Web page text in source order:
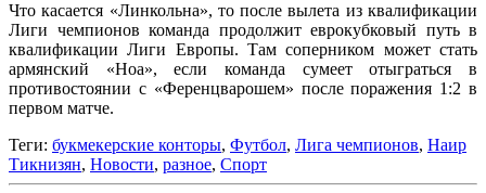
Что касается «Линкольна», то после вылета из квалификации
Лиги чемпионов команда продолжит еврокубковый путь в
квалификации Лиги Европы. Там соперником может стать
армянский «Ноа», если команда сумеет отыграться в
противостоянии с «Ференцварошем» после поражения 1:2 в
первом матче.
Теги: букмекерские конторы, Футбол, Лига чемпионов, Наир
Тикнизян, Новости, разное, Спорт